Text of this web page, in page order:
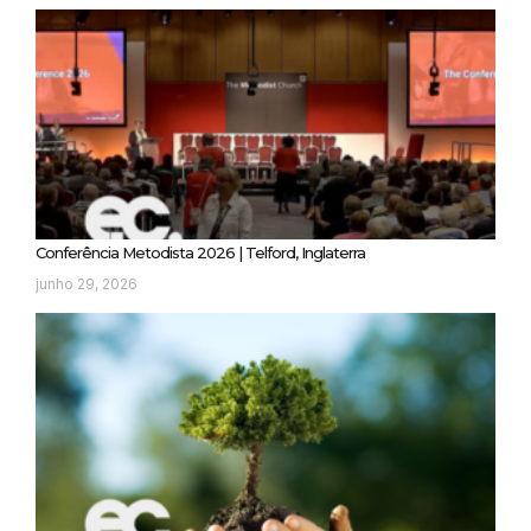
Conferência Metodista 2026 | Telford, Inglaterra
junho 29, 2026